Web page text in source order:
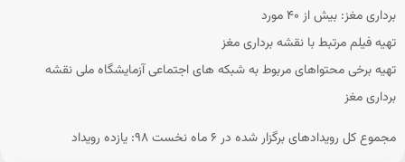
برداری مغز: بیش از ۴۰ مورد
تهیه فیلم مرتبط با نقشه برداری مغز
تهیه برخی محتواهای مربوط به شبکه های اجتماعی آزمایشگاه ملی نقشه
برداری مغز
مجموع کل رویدادهای برگزار شده در ۶ ماه نخست ۹۸: یازده رویداد